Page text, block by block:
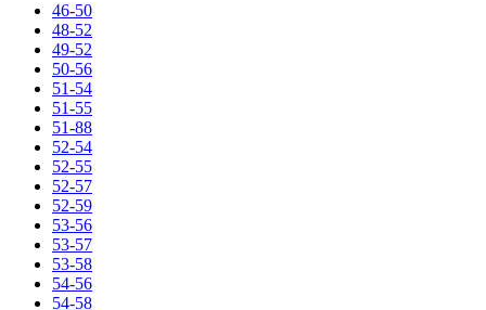
46-50
48-52
49-52
50-56
51-54
51-55
51-88
52-54
52-55
52-57
52-59
53-56
53-57
53-58
54-56
54-58